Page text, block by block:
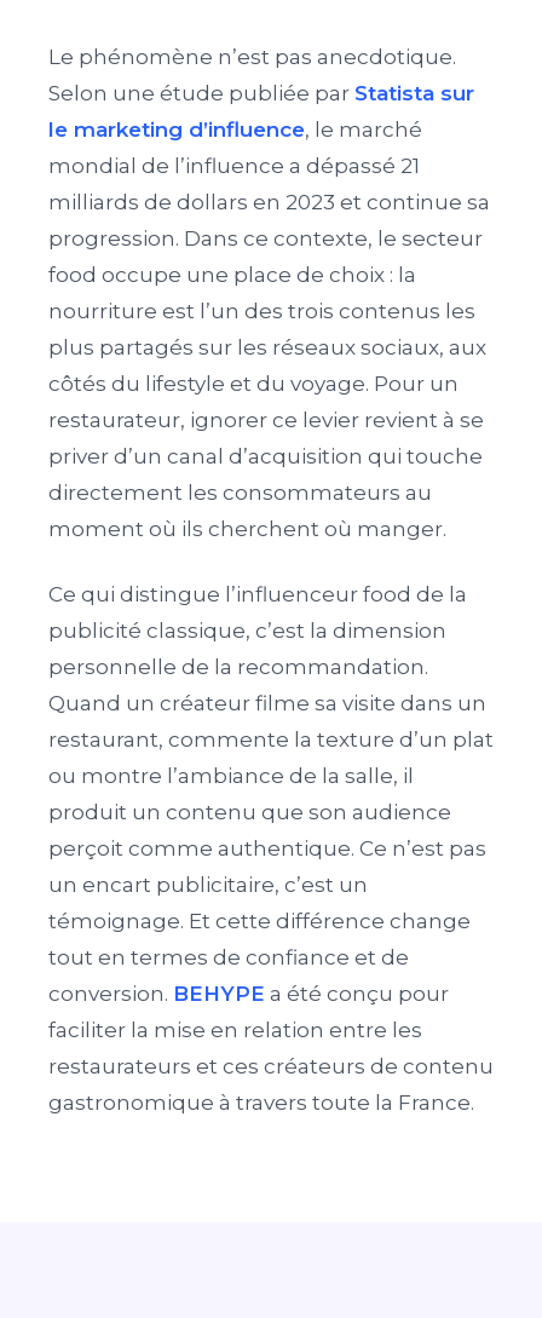
Le phénomène n’est pas anecdotique.
Selon une étude publiée par Statista sur
le marketing d’influence, le marché
mondial de l’influence a dépassé 21
milliards de dollars en 2023 et continue sa
progression. Dans ce contexte, le secteur
food occupe une place de choix : la
nourriture est l’un des trois contenus les
plus partagés sur les réseaux sociaux, aux
côtés du lifestyle et du voyage. Pour un
restaurateur, ignorer ce levier revient à se
priver d’un canal d’acquisition qui touche
directement les consommateurs au
moment où ils cherchent où manger.
Ce qui distingue l’influenceur food de la
publicité classique, c’est la dimension
personnelle de la recommandation.
Quand un créateur filme sa visite dans un
restaurant, commente la texture d’un plat
ou montre l’ambiance de la salle, il
produit un contenu que son audience
perçoit comme authentique. Ce n’est pas
un encart publicitaire, c’est un
témoignage. Et cette différence change
tout en termes de confiance et de
conversion. BEHYPE a été conçu pour
faciliter la mise en relation entre les
restaurateurs et ces créateurs de contenu
gastronomique à travers toute la France.